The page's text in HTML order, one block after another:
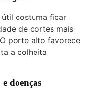
útil costuma ficar
de cortes mais
porte alto favorece
a colheita
doenças